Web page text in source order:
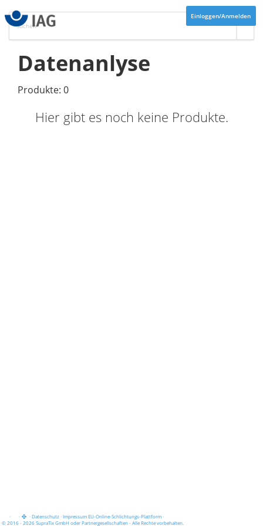
Einloggen/Anmelden
Datenanlyse
Produkte: 0
Hier gibt es noch keine Produkte.
· · ·Datenschutz·Impressum EU-Online-Schlichtungs-Plattform·
© 2016 - 2026 SupraTix GmbH oder Partnergesellschaften - Alle Rechte vorbehalten.